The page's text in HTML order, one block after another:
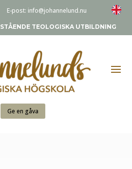
E-post: info@johannelund.nu
TEOLOGISKA UTBILDNING
Ge en gåva